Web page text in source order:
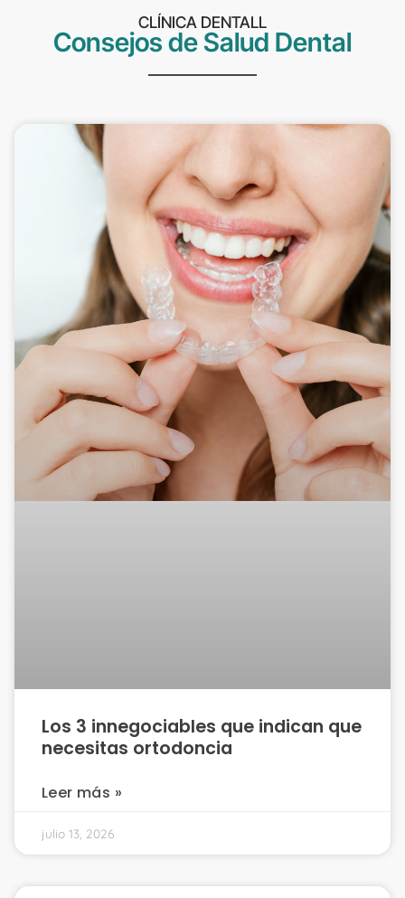
CLÍNICA DENTALL
Consejos de Salud Dental
Los 3 innegociables que indican que
necesitas ortodoncia
Leer más »
julio 13, 2026